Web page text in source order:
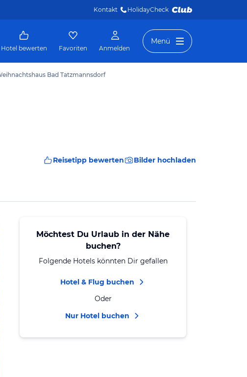
Kontakt HolidayCheck
Hotel bewerten Favoriten Anmelden
Menü
Bad Tatzmannsdorf
Reisetipp bewerten Bilder hochladen
Möchtest Du Urlaub in der Nähe
buchen?
Folgende Hotels könnten Dir gefallen
Hotel & Flug buchen
Oder
Nur Hotel buchen